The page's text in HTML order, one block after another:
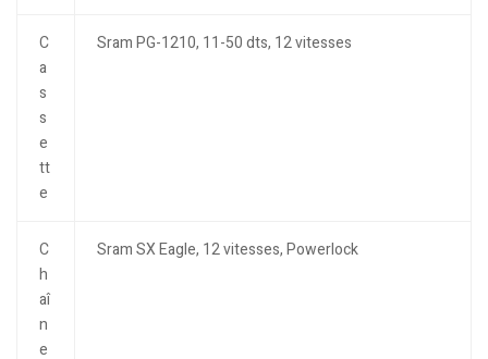
C
a
s
s
e
tt
e
Sram PG-1210, 11-50 dts, 12 vitesses
C
h
aî
n
e
Sram SX Eagle, 12 vitesses, Powerlock